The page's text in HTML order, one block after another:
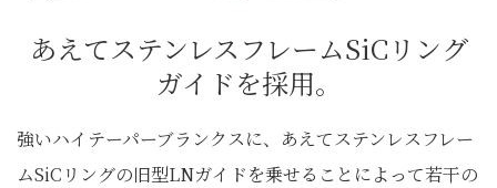
あえてステンレスフレームSiCリング
ガイドを採用。
強いハイテーパーブランクスに、あえてステンレスフレー
ムSiCリングの旧型LNガイドを乗せることによって若干の